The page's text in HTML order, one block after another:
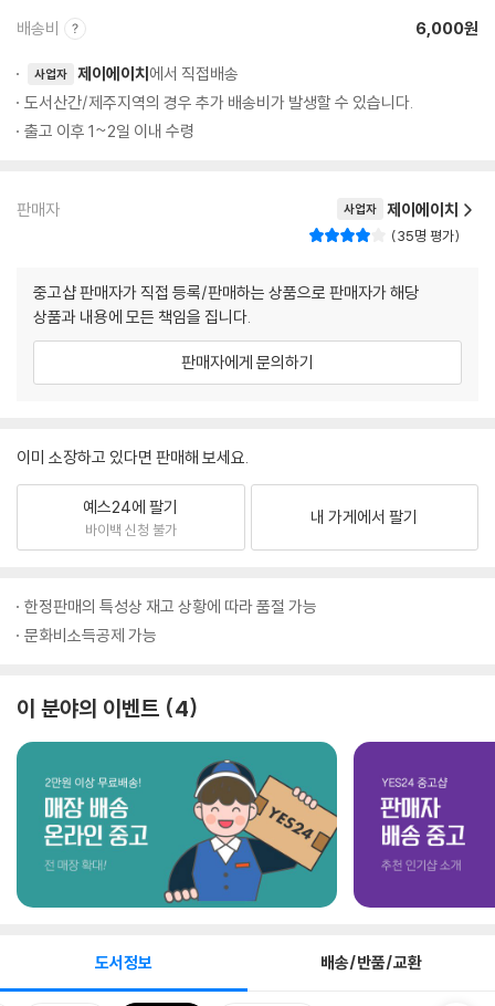
배송비 6,000원
사업자 제이에이치에서 직접배송
도서산간/제주지역의 경우 추가 배송비가 발생할 수 있습니다.
출고 이후 1~2일 이내 수령
판매자 사업자 제이에이치
35명 평가
중고샵 판매자가 직접 등록/판매하는 상품으로 판매자가 해당
상품과 내용에 모든 책임을 집니다.
판매자에게 문의하기
이미 소장하고 있다면 판매해 보세요.
예스24에 팔기
바이백 신청 불가
내 가게에서 팔기
한정판매의 특성상 재고 상황에 따라 품절 가능
문화비소득공제 가능
이 분야의 이벤트 4
도서정보 배송/반품/교환